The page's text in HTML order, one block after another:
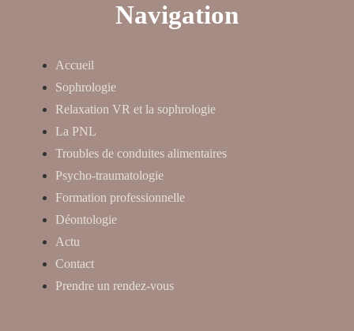
Navigation
Accueil
Sophrologie
Relaxation VR et la sophrologie
La PNL
Troubles de conduites alimentaires
Psycho-traumatologie
Formation professionnelle
Déontologie
Actu
Contact
Prendre un rendez-vous